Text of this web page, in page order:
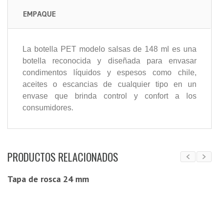
EMPAQUE
La botella PET modelo salsas de 148 ml es una
botella reconocida y diseñada para envasar
condimentos líquidos y espesos como chile,
aceites o escancias de cualquier tipo en un
envase que brinda control y confort a los
consumidores.
PRODUCTOS RELACIONADOS
Tapa de rosca 24 mm